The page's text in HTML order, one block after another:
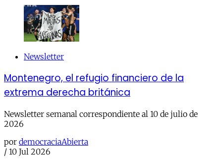
Newsletter
Montenegro, el refugio financiero de la
extrema derecha británica
Newsletter semanal correspondiente al 10 de julio de
2026
por democraciaAbierta
/ 10 Jul 2026